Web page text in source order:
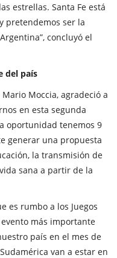
estrellas. Santa Fe está
pretendemos ser la
concluyó el
del país
Moccia, agradeció a
en esta segunda
oportunidad tenemos 9
generar una propuesta
la transmisión de
sana a partir de la
es rumbo a los Juegos
evento más importante
país en el mes de
van a estar en